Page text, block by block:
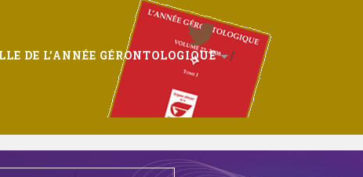
DE L’ANNÉE GÉRONTOLOGIQUE